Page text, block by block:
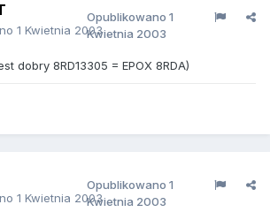
1 Kwietnia 2003
Opublikowano 1
Kwietnia 2003
dobry 8RD13305 = EPOX 8RDA)
1 Kwietnia 2003
Opublikowano 1
Kwietnia 2003